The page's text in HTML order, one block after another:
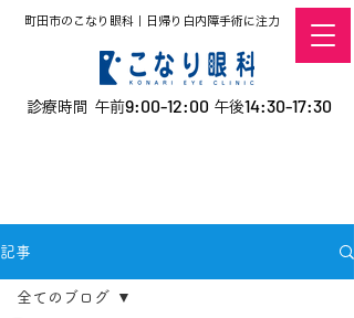
町田市のこなり眼科｜日帰り白内障手術に注力
診療時間 午前9:00-12:00 午後14:30-17:30
記事
全てのブログ